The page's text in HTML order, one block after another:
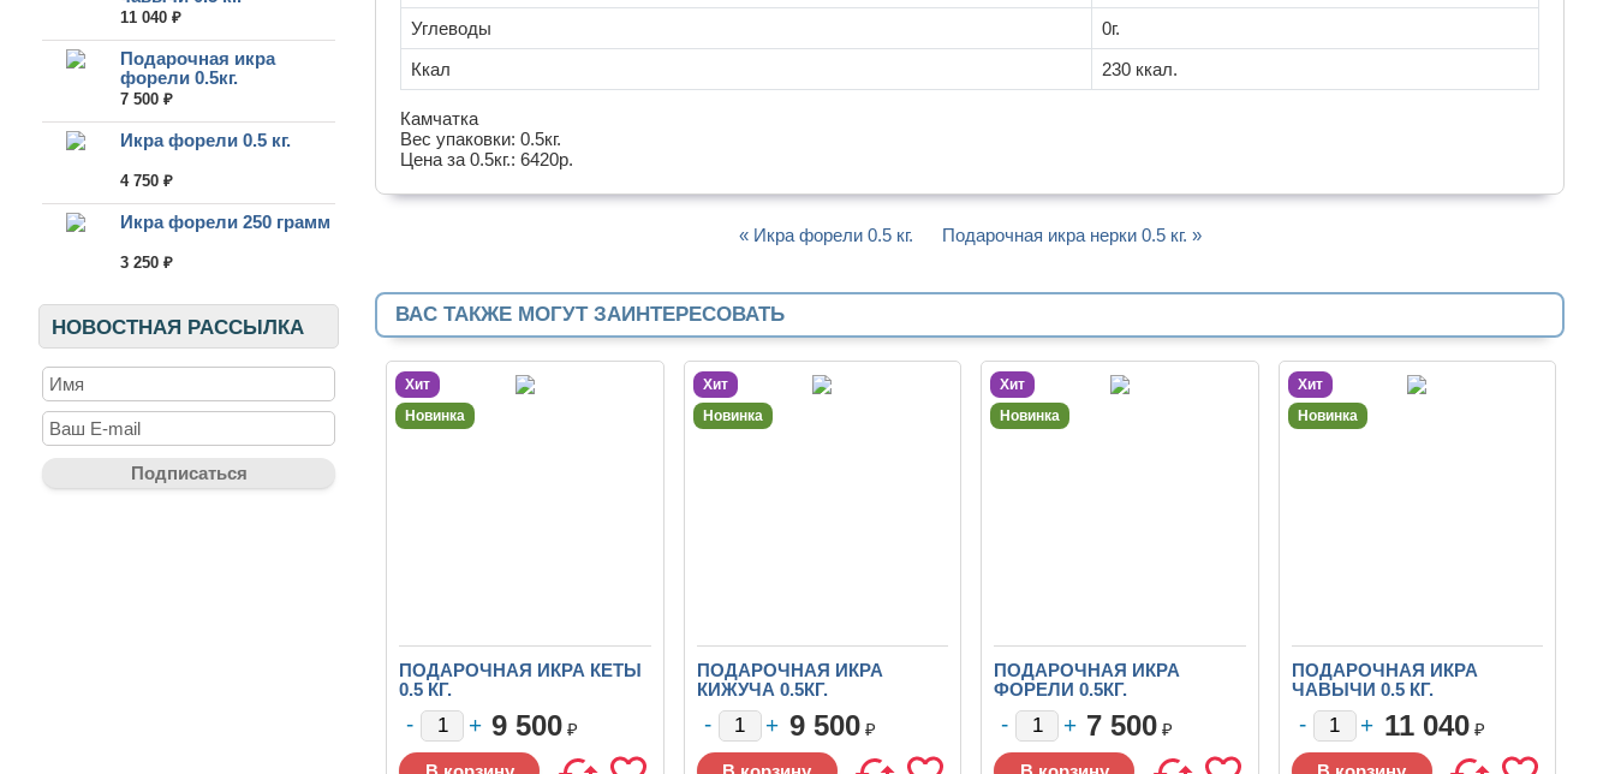
11 040 ₽
Подарочная икра
форели 0.5кг.
7 500 ₽
Икра форели 0.5 кг.
4 750 ₽
Икра форели 250 грамм
3 250 ₽
НОВОСТНАЯ РАССЫЛКА
Углеводы
0г.
Ккал
230 ккал.
Камчатка
Вес упаковки: 0.5кг.
Цена за 0.5кг.: 6420р.
« Икра форели 0.5 кг. Подарочная икра нерки 0.5 кг. »
ВАС ТАКЖЕ МОГУТ ЗАИНТЕРЕСОВАТЬ
Хит
Новинка
ПОДАРОЧНАЯ ИКРА КЕТЫ
0.5 КГ.
9 500 ₽
Хит
Новинка
ПОДАРОЧНАЯ ИКРА
КИЖУЧА 0.5КГ.
9 500 ₽
Хит
Новинка
ПОДАРОЧНАЯ ИКРА
ФОРЕЛИ 0.5КГ.
7 500 ₽
Хит
Новинка
ПОДАРОЧНАЯ ИКРА
ЧАВЫЧИ 0.5 КГ.
11 040 ₽